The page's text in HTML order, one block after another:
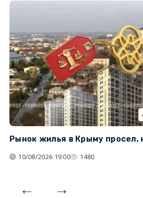
Рынок жилья в Крыму просел,
10/08/2026 19:00 1480